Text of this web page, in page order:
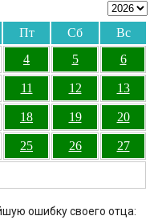
Пт Сб
Вс
4 5 6
11 12 13
18 19 20
25 26 27
ошибку своего отца: